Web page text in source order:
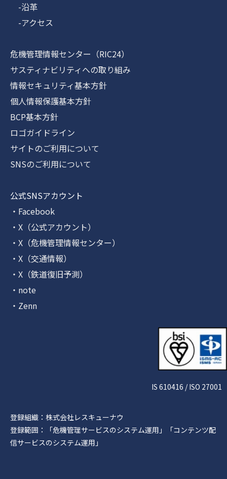
-沿革
-アクセス
危機管理情報センター（RIC24）
サスティナビリティへの取り組み
情報セキュリティ基本方針
個人情報保護基本方針
BCP基本方針
ロゴガイドライン
サイトのご利用について
SNSのご利用について
公式SNSアカウント
・Facebook
・X（公式アカウント）
・X（危機管理情報センター）
・X（交通情報）
・X（鉄道復旧予測）
・note
・Zenn
IS 610416 / ISO 27001
登録組織：株式会社レスキューナウ
登録範囲：「危機管理サービスのシステム運用」「コンテンツ配
信サービスのシステム運用」